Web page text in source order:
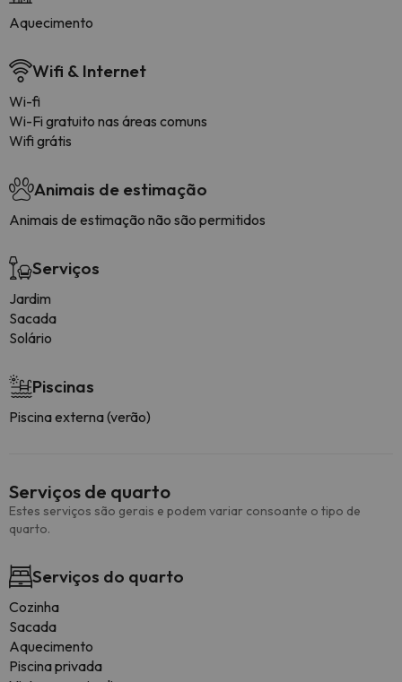
Aquecimento
Wifi & Internet
Wi-fi
Wi-Fi gratuito nas áreas comuns
Wifi grátis
Animais de estimação
Animais de estimação não são permitidos
Serviços
Jardim
Sacada
Solário
Piscinas
Piscina externa (verão)
Serviços de quarto
Estes serviços são gerais e podem variar consoante o tipo de
quarto.
Serviços do quarto
Cozinha
Sacada
Aquecimento
Piscina privada